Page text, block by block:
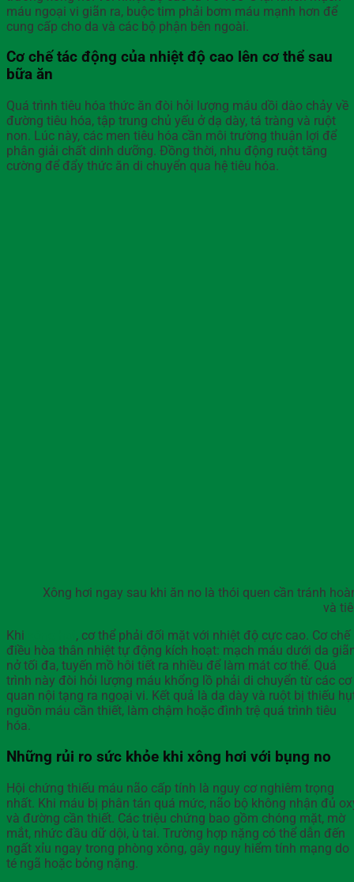
máu ngoại vi giãn ra, buộc tim phải bơm máu mạnh hơn để
cung cấp cho da và các bộ phận bên ngoài.
Cơ chế tác động của nhiệt độ cao lên cơ thể sau
bữa ăn
Quá trình tiêu hóa thức ăn đòi hỏi lượng máu dồi dào chảy về
đường tiêu hóa, tập trung chủ yếu ở dạ dày, tá tràng và ruột
non. Lúc này, các men tiêu hóa cần môi trường thuận lợi để
phân giải chất dinh dưỡng. Đồng thời, nhu động ruột tăng
cường để đẩy thức ăn di chuyển qua hệ tiêu hóa.
Xông hơi ngay sau khi ăn no là thói quen cần tránh
và
Khi
, cơ thể phải đối mặt với nhiệt độ cực cao. Cơ chế
điều hòa thân nhiệt tự động kích hoạt: mạch máu dưới da
nở tối đa, tuyến mồ hôi tiết ra nhiều để làm mát cơ thể. Quá
trình này đòi hỏi lượng máu khổng lồ phải di chuyển từ các cơ
quan nội tạng ra ngoại vi. Kết quả là dạ dày và ruột bị thiếu
nguồn máu cần thiết, làm chậm hoặc đình trệ quá trình tiêu
hóa.
Những rủi ro sức khỏe khi xông hơi với bụng no
Hội chứng thiếu máu não cấp tính là nguy cơ nghiêm trọng
nhất. Khi máu bị phân tán quá mức, não bộ không nhận đủ
và đường cần thiết. Các triệu chứng bao gồm chóng mặt, mờ
mắt, nhức đầu dữ dội, ù tai. Trường hợp nặng có thể dẫn đến
ngất xỉu ngay trong phòng xông, gây nguy hiểm tính mạng do
té ngã hoặc bỏng nặng.